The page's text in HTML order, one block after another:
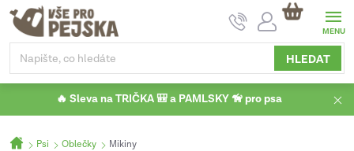
Přejít
obsah
HLEDAT
NÁKUPNÍ
KOŠÍK
🔥 Sleva na TRIČKA 🎒 a PAMLSKY 🦮 pro psa
Domů
Psi Oblečky Mikiny